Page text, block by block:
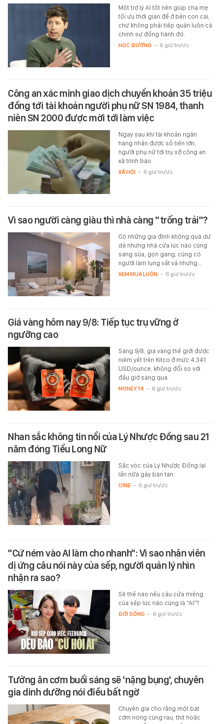
Một trợ lý AI tốt nên giúp cha mẹ
tối ưu thời gian để ở bên con cái,
chứ không phải tiếp quản luôn cả
chính sự đồng hành đó.
HỌC ĐƯỜNG - 6 giờ trước
Công an xác minh giao dịch chuyển khoản 35 triệu
đồng tới tài khoản người phụ nữ SN 1984, thanh
niên SN 2000 được mời tới làm việc
Ngay sau khi tài khoản ngân
hàng nhận được số tiền lớn,
người phụ nữ tới trụ sở công an
xã trình báo.
XÃ HỘI - 6 giờ trước
Vì sao người càng giàu thì nhà càng "trống trải"?
Có những gia đình không quá dư
dả nhưng nhà cửa lúc nào cũng
sáng sủa, gọn gàng; cũng có
người làm lụng vất vả nhưng…
XEM MUA LUÔN - 6 giờ trước
Giá vàng hôm nay 9/8: Tiếp tục trụ vững ở
ngưỡng cao
Sáng 9/8, giá vàng thế giới được
niêm yết trên Kitco ở mức 4.341
USD/ounce, không đổi so với
đầu giờ sáng qua.
MONEY.14 - 6 giờ trước
Nhan sắc không tin nổi của Lý Nhược Đồng sau 21
năm đóng Tiểu Long Nữ
Sắc vóc của Lý Nhược Đồng lại
lần nữa gây bàn tán.
CINE - 6 giờ trước
"Cứ ném vào AI làm cho nhanh": Vì sao nhân viên
dị ứng câu nói này của sếp, người quản lý nhìn
nhận ra sao?
Sẽ thế nào nếu câu cửa miệng
của sếp lúc nào cũng là “AI”?
ĐỜI SỐNG - 6 giờ trước
Tưởng ăn cơm buổi sáng sẽ 'nặng bụng', chuyên
gia dinh dưỡng nói điều bất ngờ
Chuyên gia cho rằng một bát
cơm nóng cùng rau, thịt hoặc